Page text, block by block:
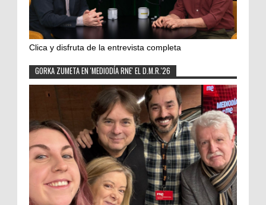
Clica y disfruta de la entrevista completa
GORKA ZUMETA EN 'MEDIODÍA RNE' EL D.M.R.'26